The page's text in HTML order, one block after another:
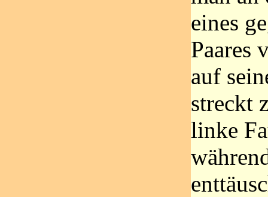
eines
Paares
auf
streckt
linke